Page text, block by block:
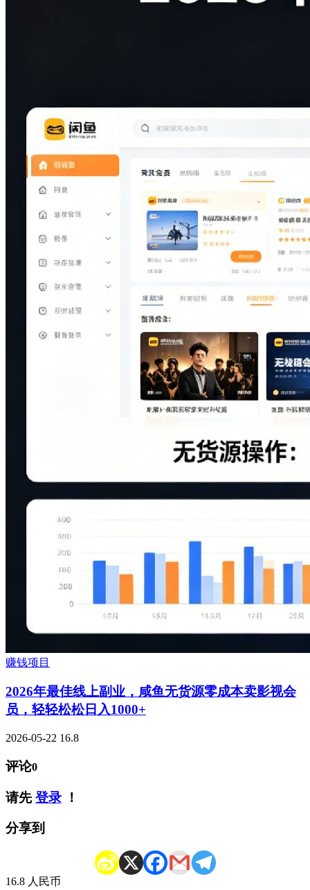
赚钱项目
2026年最佳线上副业，咸鱼无货源零成本卖影视会
员，轻轻松松日入1000+
2026-05-22 16.8
评论0
请先登录 ！
分享到
16.8 人民币